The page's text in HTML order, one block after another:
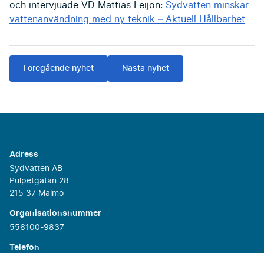
och intervjuade VD Mattias Leijon: Sydvatten minskar
vattenanvändning med ny teknik – Aktuell Hållbarhet
Föregående nyhet Nästa nyhet
Adress
Sydvatten AB
Pulpetgatan 28
215 37 Malmö
Organisationsnummer
556100-9837
Telefon